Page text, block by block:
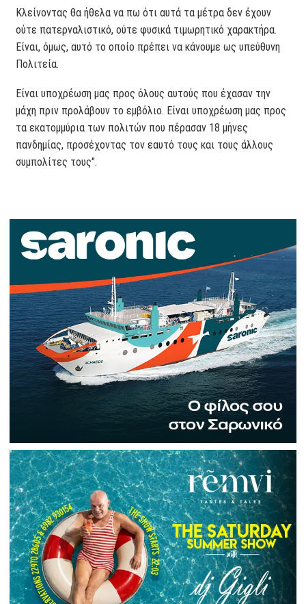
Κλείνοντας θα ήθελα να πω ότι αυτά τα μέτρα δεν έχουν
ούτε πατερναλιστικό, ούτε φυσικά τιμωρητικό χαρακτήρα.
Είναι, όμως, αυτό το οποίο πρέπει να κάνουμε ως υπεύθυνη
Πολιτεία.
Είναι υποχρέωση μας προς όλους αυτούς που έχασαν την
μάχη πριν προλάβουν το εμβόλιο. Είναι υποχρέωση μας προς
τα εκατομμύρια των πολιτών που πέρασαν 18 μήνες
πανδημίας, προσέχοντας τον εαυτό τους και τους άλλους
συμπολίτες τους".